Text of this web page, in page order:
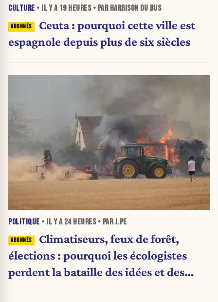
CULTURE • IL Y A 19 HEURES• PAR HARRISON DU BUS
Ceuta : pourquoi cette ville est
espagnole depuis plus de six siècles
POLITIQUE • IL Y A 24 HEURES• PAR J.PE
Climatiseurs, feux de forêt,
élections : pourquoi les écologistes
perdent la bataille des idées et des